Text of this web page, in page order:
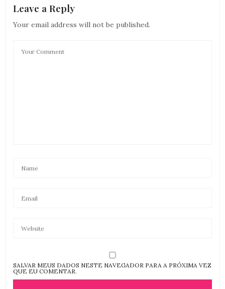
Leave a Reply
Your email address will not be published.
SALVAR MEUS DADOS NESTE NAVEGADOR PARA A PRÓXIMA VEZ
QUE EU COMENTAR.